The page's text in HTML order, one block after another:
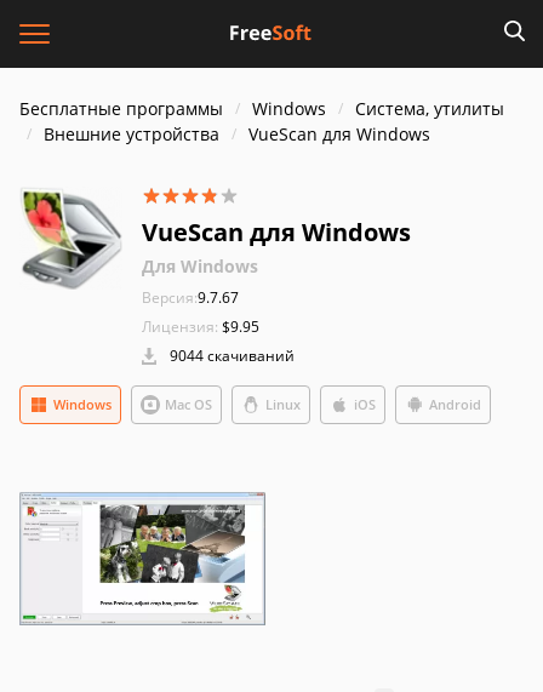
Бесплатные программы Windows
Система, утилиты
Внешние устройства
VueScan для Windows
VueScan для Windows
Для Windows
Версия:9.7.67
Лицензия: $9.95
9044 скачиваний
Mac OS Linux iOS Android
Windows